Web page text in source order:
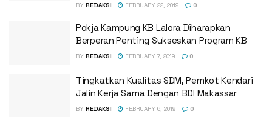
BY REDAKSI FEBRUARY 22, 2019 0
Pokja Kampung KB Lalora Diharapkan
Berperan Penting Sukseskan Program KB
BY REDAKSI FEBRUARY 7, 2019 0
Tingkatkan Kualitas SDM, Pemkot Kendari
Jalin Kerja Sama Dengan BDI Makassar
BY REDAKSI FEBRUARY 6, 2019 0